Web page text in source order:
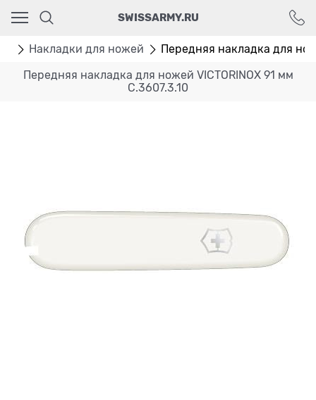
SWISSARMY.RU
Накладки для ножей Передняя накладка для
Передняя накладка для ножей VICTORINOX 91 мм
C.3607.3.10
Ваш город - Москва,
угадали?
ДА НЕТ